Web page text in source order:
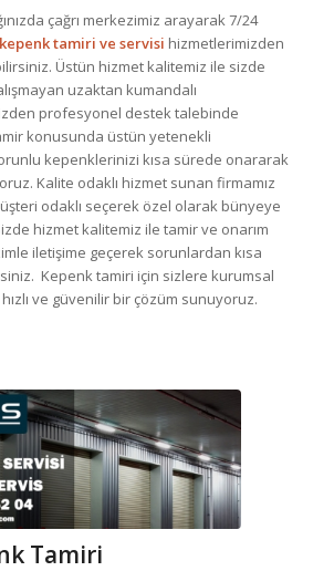
çağrı merkezimiz arayarak 7/24
tamiri ve servisi hizmetlerimizden
Üstün hizmet kalitemiz ile sizde
uzaktan kumandalı
profesyonel destek talebinde
konusunda üstün yetenekli
kepenklerinizi kısa sürede onararak
Kalite odaklı hizmet sunan firmamız
odaklı seçerek özel olarak bünyeye
hizmet kalitemiz ile tamir ve onarım
iletişime geçerek sorunlardan kısa
Kepenk tamiri için sizlere kurumsal
ve güvenilir bir çözüm sunuyoruz.
Tamiri